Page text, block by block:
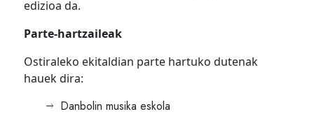
edizioa da.
Parte-hartzaileak
Ostiraleko ekitaldian parte hartuko dutenak
hauek dira:
Danbolin musika eskola